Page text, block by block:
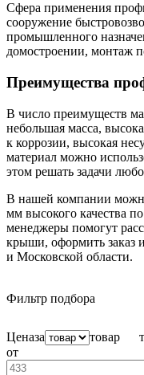
Сфера применения
сооружение
промышленного
домостроении, монтаж
Преимущества
В число преимуществ
небольшая масса,
к коррозии, высокая
материал можно
этом решать задачи
В нашей компании
мм высокого качества
менеджеры помогут
крыши, оформить заказ
и Московской области.
Фильтр подбора
Ценаза товар
от